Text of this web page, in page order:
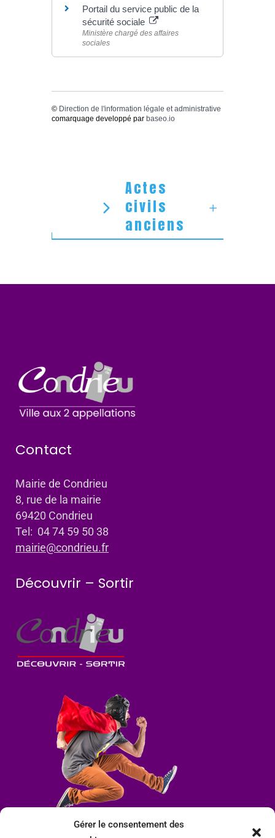
Gérer le consentement des
Portail du service public de la
sécurité sociale
Ministère chargé des affaires
sociales
© Direction de l'information légale et administrative
comarquage developpé par baseo.io
Actes
civils
anciens
Contact
Mairie de Condrieu
8, rue de la mairie
69420 Condrieu
Tel: 04 74 59 50 38
mairie@condrieu.fr
Découvrir – Sortir